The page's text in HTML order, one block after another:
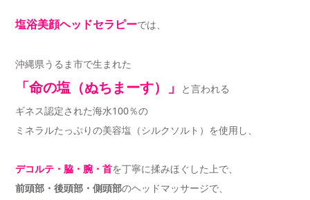
塩浴美顔ヘッドセラピーでは、
沖縄県うるま市で生まれた
「命の塩（ぬちまーす）」
と言われる
ギネス認定された海水100％の
ミネラルたっぷりの美容塩（シルクソルト）を使用し、
デコルテ・脇・腕・首を丁寧に揉みほぐした上で、
前頭部・後頭部・側頭部のヘッドマッサージで、